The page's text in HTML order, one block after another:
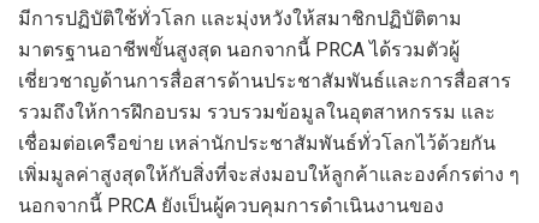
มีการปฏิบัติใช้ทั่วโลก และมุ่งหวังให้สมาชิกปฏิบัติตาม
มาตรฐานอาชีพขั้นสูงสุด นอกจากนี้ PRCA ได้รวมตัวผู้
เชี่ยวชาญด้านการสื่อสารด้านประชาสัมพันธ์และการสื่อสาร
รวมถึงให้การฝึกอบรม รวบรวมข้อมูลในอุตสาหกรรม และ
เชื่อมต่อเครือข่าย เหล่านักประชาสัมพันธ์ทั่วโลกไว้ด้วยกัน
เพิ่มมูลค่าสูงสุดให้กับสิ่งที่จะส่งมอบให้ลูกค้าและองค์กรต่าง ๆ
นอกจากนี้ PRCA ยังเป็นผู้ควบคุมการดำเนินงานของ